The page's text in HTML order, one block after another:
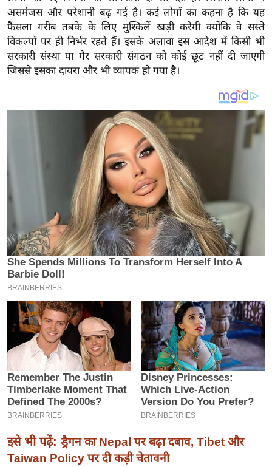
पे
प
र
मि
त
यं
ग
इं
डि
या
सा
त्य
ज
ग
ऑ
टो
असमंजस और परेशानी बढ़ गई है। कई लोगों का कहना है कि यह
फैसला गरीब तबके के लिए मुश्किलें खड़ी करेगी क्योंकि वे सस्ते
विकल्पों पर ही निर्भर रहते हैं। इसके अलावा इस आदेश में किसी भी
सरकारी संस्था या गैर सरकारी संगठन को कोई छूट नहीं दी जाएगी
जिससे इसका दायरा और भी व्यापक हो गया है।
इसे भी पढ़ें: ड्रैगन का Nepal पर बढ़ा दबाव, Tibet और
Taiwan Policy पर दी कड़ी चेतावनी